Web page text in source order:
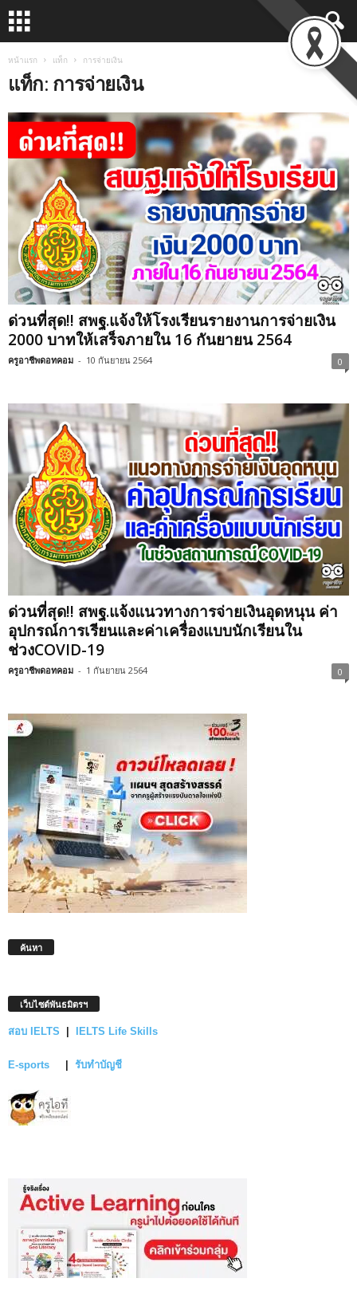
หน้าแรก แท็ก การจ่ายเงิน
แท็ก: การจ่ายเงิน
ด่วนที่สุด!! สพฐ.แจ้งให้โรงเรียนรายงานการจ่ายเงิน
2000 บาทให้เสร็จภายใน 16 กันยายน 2564
ครูอาชีพดอทคอม - 10 กันยายน 2564 0
ด่วนที่สุด!! สพฐ.แจ้งแนวทางการจ่ายเงินอุดหนุน ค่า
อุปกรณ์การเรียนและค่าเครื่องแบบนักเรียนใน
ช่วงCOVID-19
ครูอาชีพดอทคอม - 1 กันยายน 2564 0
ค้นหา
เว็บไซต์พันธมิตรฯ
สอบ IELTS IELTS Life Skills
E-sports รับทำบัญชี